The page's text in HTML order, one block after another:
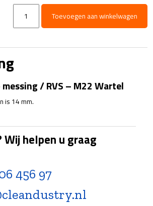
lager
/
-
M22
Toevoegen aan winkelwagen
/ RVS – M22 Wartel
is 14 mm.
Wij helpen u graag
456 97